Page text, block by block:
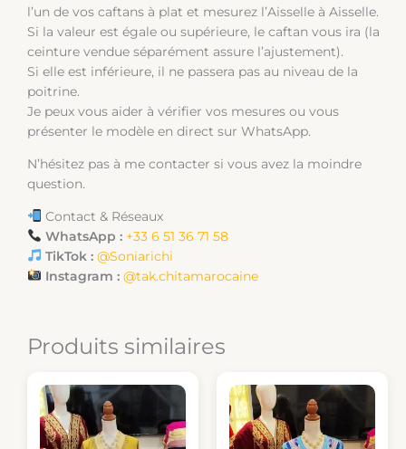
l’un de vos caftans à plat et mesurez l’Aisselle à Aisselle.
Si la valeur est égale ou supérieure, le caftan vous ira (la
ceinture vendue séparément assure l’ajustement).
Si elle est inférieure, il ne passera pas au niveau de la
poitrine.
Je peux vous aider à vérifier vos mesures ou vous
présenter le modèle en direct sur WhatsApp.
N’hésitez pas à me contacter si vous avez la moindre
question.
Contact & Réseaux
WhatsApp : +33 6 51 36 71 58
TikTok : @Soniarichi
Instagram : @tak.chitamarocaine
Produits similaires